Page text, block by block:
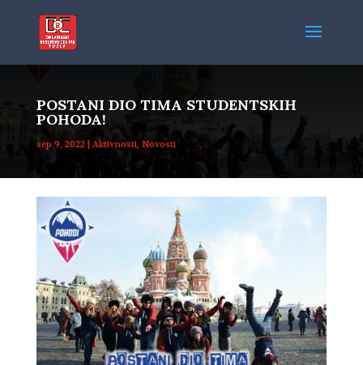
POSTANI DIO TIMA STUDENTSKIH
POHODA!
sep 9, 2022| Aktivnosti, Novosti